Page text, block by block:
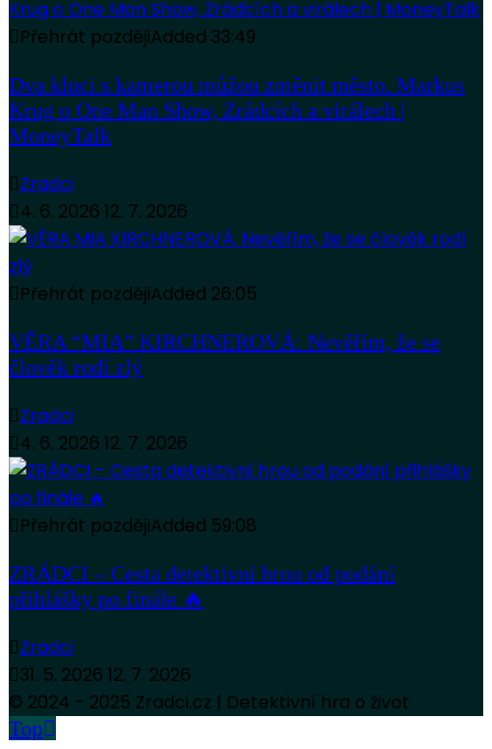
Přehrát pozdějiAdded 33:49
Dva kluci s kamerou můžou změnit město. Markus
Krug o One Man Show, Zrádcích a virálech |
MoneyTalk
Zradci
4. 6. 2026 12. 7. 2026
Přehrát pozdějiAdded 26:05
VĚRA “MIA” KIRCHNEROVÁ: Nevěřím, že se
člověk rodí zlý
Zradci
4. 6. 2026 12. 7. 2026
Přehrát pozdějiAdded 59:08
ZRÁDCI – Cesta detektivní hrou od podání
přihlášky po finále 🔥
Zradci
31. 5. 2026 12. 7. 2026
© 2024 - 2025 Zradci.cz | Detektivní hra o život
Top